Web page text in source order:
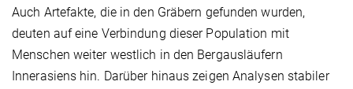
Auch Artefakte, die in den Gräbern gefunden wurden,
deuten auf eine Verbindung dieser Population mit
Menschen weiter westlich in den Bergausläufern
Innerasiens hin. Darüber hinaus zeigen Analysen stabiler